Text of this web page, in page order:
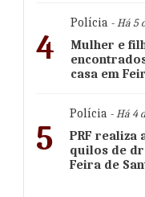
4
Polícia - Há 5
Mulher e
casa em
5
Polícia - Há 4
PRF realiza
quilos de
Feira de